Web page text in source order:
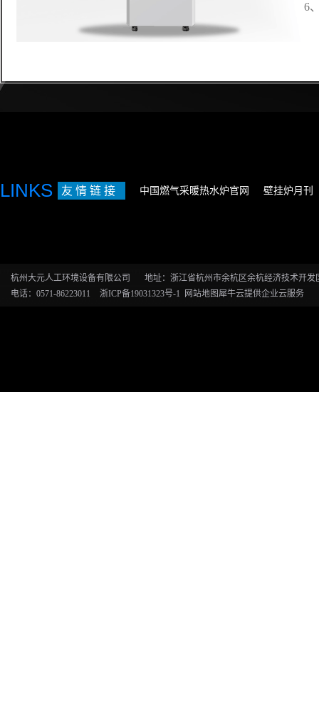
6
LINKS 友 情 链 接 中国燃气采暖热水炉官网 壁挂炉月刊
杭州大元人工环境设备有限公司
地址：浙江省杭州市余杭区余杭经济技术开
电话：0571-86223011
浙ICP备19031323号-1 网站地图犀牛云提供企业云服务